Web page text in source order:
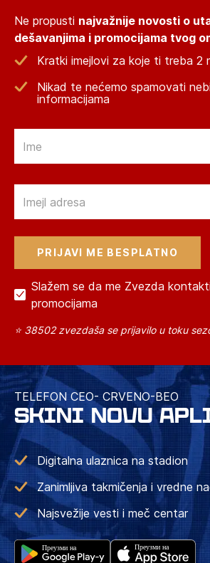
Ne propusti najvažnije novosti o
dešavanjima i promocijama tvog
Kratki imejlovi za koje ti treba 2
Nikad te nećemo spamovati
informacijama
Slažem se da me Zvezda
promocijama
⭐ 38502 zvezdaša se prijavilo u toku
TELEFON CEO- CRVENO-BEO
SKINI NOVU
Digitalna ulaznica na stadion
Zanimljiva takmičenja i vredne
Najsvežije vesti i meč centar